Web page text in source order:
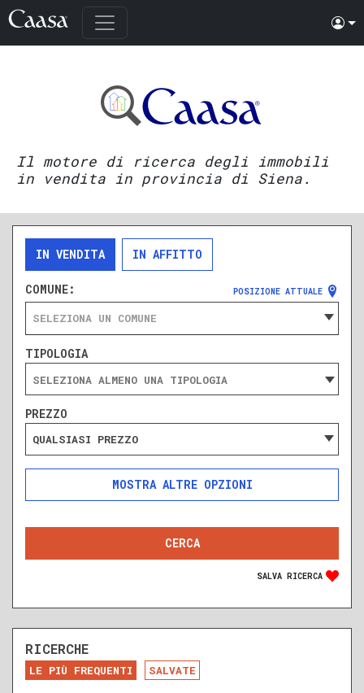
Il motore di ricerca degli immobili
in vendita in provincia di Siena.
IN VENDITA IN AFFITTO
COMUNE: POSIZIONE ATTUALE
SELEZIONA UN COMUNE
TIPOLOGIA
PREZZO
QUALSIASI PREZZO
ALTRE OPZIONI
SOLO ANNUNCI IN ASTA
DA RISTRUTTURARE
NUOVA COSTRUZIONE
RECENTE
RISTRUTTURATO
SALVA RICERCA
RICERCHE
LE PIÙ FREQUENTI SALVATE